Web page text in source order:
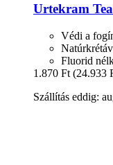
Urtekram
Védi a
Fluorid
1.870 Ft (24.933
Szállítás eddig: